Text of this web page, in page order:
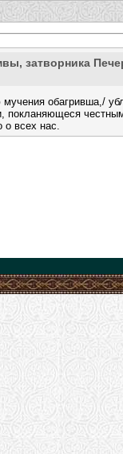
затворника
обагривша,/
покланяющеся
о всех нас.